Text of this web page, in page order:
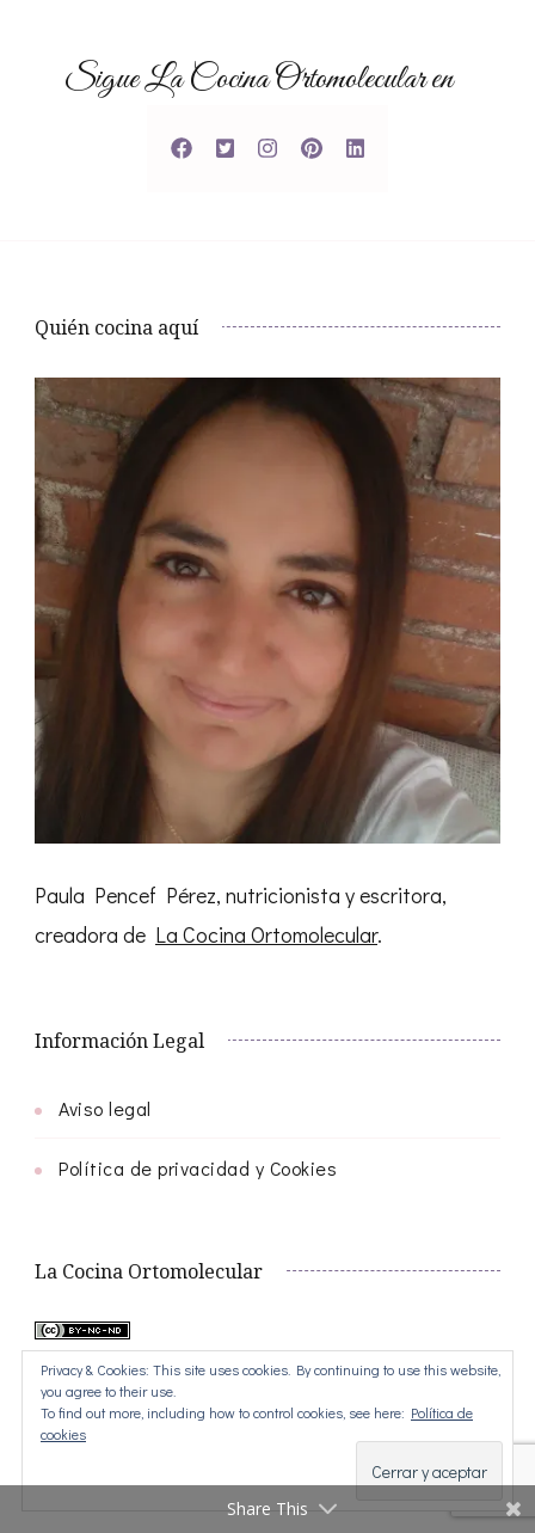
Sigue La Cocina Ortomolecular en
Quién cocina aquí
Paula Pencef Pérez, nutricionista y escritora,
creadora de La Cocina Ortomolecular.
Información Legal
Aviso legal
Política de privacidad y Cookies
La Cocina Ortomolecular
Este obra está bajo unalicencia de Creative
Commons Reconocimiento-NoComercial-
Share This
Privacy & Cookies: This site uses cookies. By continuing to use this website,
you agree to their use.
To find out more, including how to control cookies, see here: Política de
cookies